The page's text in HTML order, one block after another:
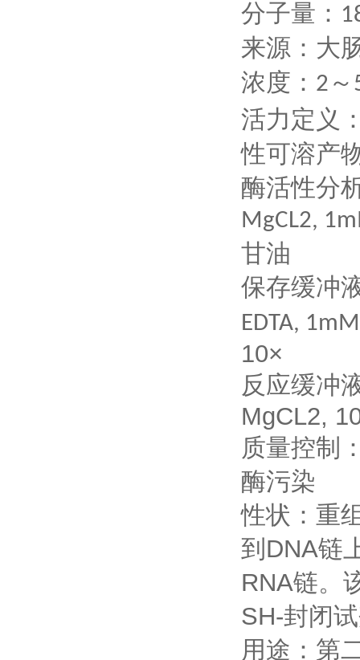
分子量：
来源：大
浓度： 2 ～
活力定义
性可溶产
酶活性分
MgCL2,
甘油
保存缓冲
EDTA,
10×
反应缓冲
MgCL2,
质量控制
酶污染
性状：重
到 DNA链
RNA链。
SH-封闭
用途：第